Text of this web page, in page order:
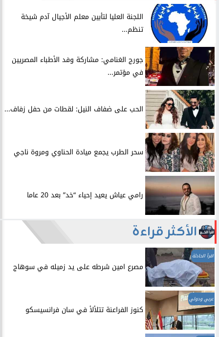
اللجنة العليا لتأبين معلم الأجيال آدم شيخة
تنظم...
جورج الغنامي: مشاركة وفد الأطباء المصريين
في مؤتمر...
الحب على ضفاف النيل: لقطات من حفل زفاف...
سحر الطرب يجمع ميادة الحناوي ومروة ناجي
رامي عياش يعيد إحياء “خد” بعد 20 عاما
الأكثر قراءة
اقرأ الحادثة
مصرع امين شرطه على يد زميله في سوهاج
عربي ودولي
​كنوز الفراعنة تتلألأ في سان فرانسيسكو